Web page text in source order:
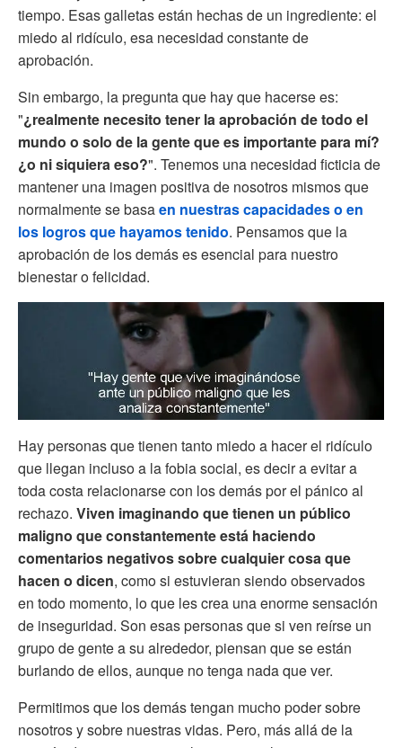
tiempo. Esas galletas están hechas de un ingrediente: el
miedo al ridículo, esa necesidad constante de
aprobación.
Sin embargo, la pregunta que hay que hacerse es:
"¿realmente necesito tener la aprobación de todo el
mundo o solo de la gente que es importante para mí?
¿o ni siquiera eso?". Tenemos una necesidad ficticia de
mantener una imagen positiva de nosotros mismos que
normalmente se basaen nuestras capacidades o en
los logros que hayamos tenido. Pensamos que la
aprobación de los demás es esencial para nuestro
bienestar o felicidad.
Hay personas que tienen tanto miedo a hacer el ridículo
que llegan incluso a la fobia social, es decir a evitar a
toda costa relacionarse con los demás por el pánico al
rechazo. Viven imaginando que tienen un público
maligno que constantemente está haciendo
comentarios negativos sobre cualquier cosa que
hacen o dicen, como si estuvieran siendo observados
en todo momento, lo que les crea una enorme sensación
de inseguridad. Son esas personas que si ven reírse un
grupo de gente a su alrededor, piensan que se están
burlando de ellos, aunque no tenga nada que ver.
Permitimos que los demás tengan mucho poder sobre
nosotros y sobre nuestras vidas. Pero, más allá de la